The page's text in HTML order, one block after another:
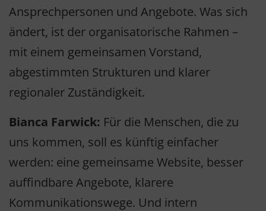
Ansprechpersonen und Angebote. Was sich
ändert, ist der organisatorische Rahmen –
mit einem gemeinsamen Vorstand,
abgestimmten Strukturen und klarer
regionaler Zuständigkeit.
Bianca Farwick: Für die Menschen, die zu
uns kommen, soll es künftig einfacher
werden: eine gemeinsame Website, besser
auffindbare Angebote, klarere
Kommunikationswege. Und intern